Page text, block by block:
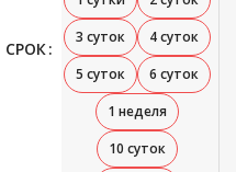
СРОК
3 суток
4 суток
5 суток
6 суток
1 неделя
10 суток